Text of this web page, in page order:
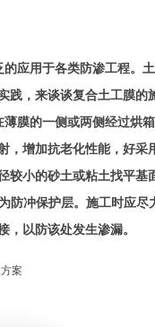
的应用于各类防渗工程。
践，来谈谈复合土工膜的
薄膜的一侧或两侧经过烘
，增加抗老化性能，好采
较小的砂土或粘土找平
防冲保护层。施工时应
，以防该处发生渗漏。
案